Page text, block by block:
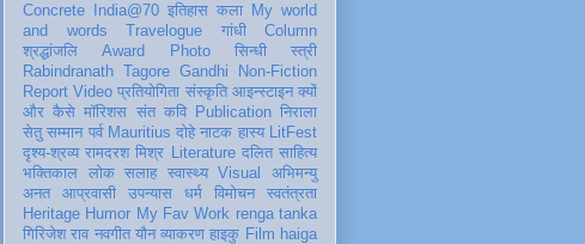
Concrete
India@70 इतिहास कला
My world
and words
Travelogue गांधी
Column
श्रद्धांजलि
Award Photo सिन्धी
स्त्री
Rabindranath Tagore Gandhi
Non-Fiction
Report Video प्रतियोगिता संस्कृति आइन्स्टाइन क्यों
और कैसे मॉरिशस संत कवि Publication निराला
सेतु सम्मान पर्व Mauritius दोहे नाटक हास्य LitFest
दृश्य-श्रव्य रामदरश मिश्र Literature दलित साहित्य
भक्तिकाल
लोक सलाह स्वास्थ्य Visual
अभिमन्यु
अनत
आप्रवासी उपन्यास धर्म विमोचन
स्वतंत्रता
Heritage Humor My Fav Work renga tanka
गिरिजेश राव नवगीत यौन व्याकरण हाइकु Film haiga